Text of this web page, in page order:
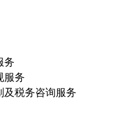
务
服务
及税务咨询服务